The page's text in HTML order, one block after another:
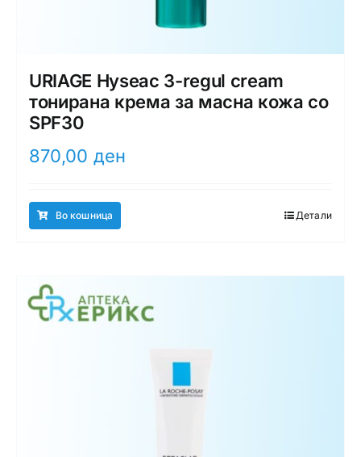
URIAGE Hyseac 3-regul cream
тонирана крема за масна кожа со
SPF30
870,00 ден
Во кошница Детали